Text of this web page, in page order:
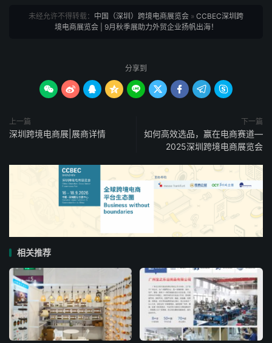
未经允许不得转载： 中国（深圳）跨境电商展览会 » CCBEC深圳跨
境电商展览会 | 9月秋季展助力外贸企业扬帆出海！
分享到
        
上一篇
深圳跨境电商展|展商详情
下一篇
如何高效选品，赢在电商赛道—
2025深圳跨境电商展览会
相关推荐